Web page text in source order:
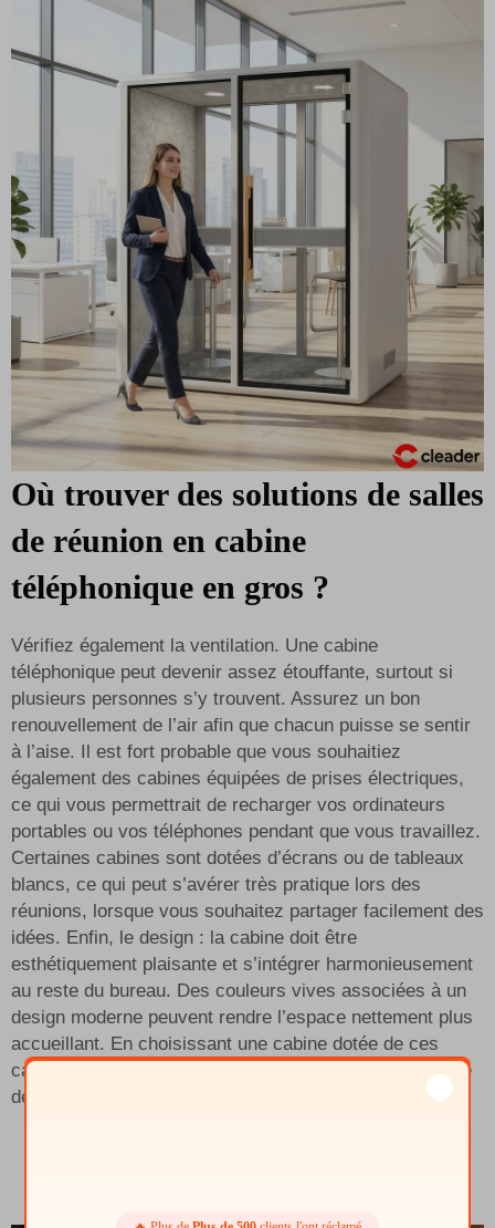
Où trouver des solutions de salles
de réunion en cabine
téléphonique en gros ?
Vérifiez également la ventilation. Une cabine
téléphonique peut devenir assez étouffante, surtout si
plusieurs personnes s’y trouvent. Assurez un bon
renouvellement de l’air afin que chacun puisse se sentir
à l’aise. Il est fort probable que vous souhaitiez
également des cabines équipées de prises électriques,
ce qui vous permettrait de recharger vos ordinateurs
portables ou vos téléphones pendant que vous travaillez.
Certaines cabines sont dotées d’écrans ou de tableaux
blancs, ce qui peut s’avérer très pratique lors des
réunions, lorsque vous souhaitez partager facilement des
idées. Enfin, le design : la cabine doit être
esthétiquement plaisante et s’intégrer harmonieusement
au reste du bureau. Des couleurs vives associées à un
design moderne peuvent rendre l’espace nettement plus
accueillant. En choisissant une cabine dotée de ces
caractéristiques, vous créez essentiellement un espace
de réunion amélioré pour votre équipe.